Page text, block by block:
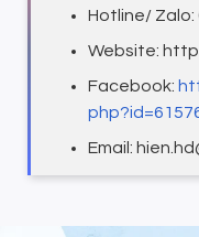
Hotline/ Zalo:
Website:
Facebook:
Email: